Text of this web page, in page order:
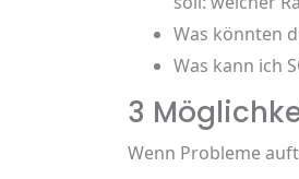
Was könnten
Was kann ich
3
Wenn Probleme